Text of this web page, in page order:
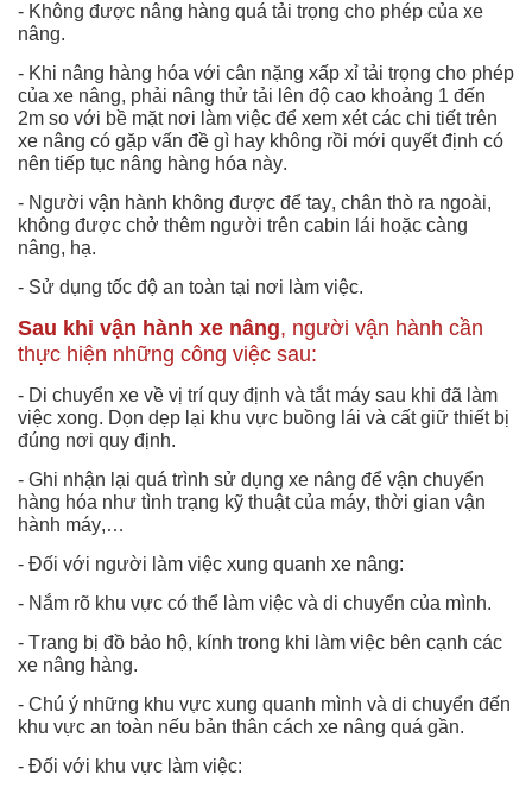
- Không được nâng hàng quá tải trọng cho phép của xe
nâng.
- Khi nâng hàng hóa với cân nặng xấp xỉ tải trọng cho phép
của xe nâng, phải nâng thử tải lên độ cao khoảng 1 đến
2m so với bề mặt nơi làm việc để xem xét các chi tiết trên
xe nâng có gặp vấn đề gì hay không rồi mới quyết định có
nên tiếp tục nâng hàng hóa này.
- Người vận hành không được để tay, chân thò ra ngoài,
không được chở thêm người trên cabin lái hoặc càng
nâng, hạ.
- Sử dụng tốc độ an toàn tại nơi làm việc.
Sau khi vận hành xe nâng, người vận hành cần
thực hiện những công việc sau:
- Di chuyển xe về vị trí quy định và tắt máy sau khi đã làm
việc xong. Dọn dẹp lại khu vực buồng lái và cất giữ thiết bị
đúng nơi quy định.
- Ghi nhận lại quá trình sử dụng xe nâng để vận chuyển
hàng hóa như tình trạng kỹ thuật của máy, thời gian vận
hành máy,…
- Đối với người làm việc xung quanh xe nâng:
- Nắm rõ khu vực có thể làm việc và di chuyển của mình.
- Trang bị đồ bảo hộ, kính trong khi làm việc bên cạnh các
xe nâng hàng.
- Chú ý những khu vực xung quanh mình và di chuyển đến
khu vực an toàn nếu bản thân cách xe nâng quá gần.
- Đối với khu vực làm việc: